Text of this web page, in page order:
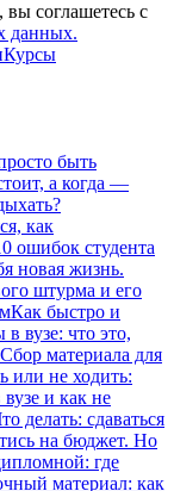
соглашетесь с
данных.
Курсы
быть
а когда —
как
ошибок студента
новая жизнь.
штурма и его
Как быстро и
вузе: что это,
Сбор материала для
или не ходить:
и как не
делать: сдаваться
на бюджет. Но
где
материал: как